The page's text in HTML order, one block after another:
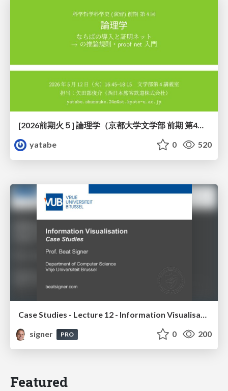
yatabe
0 520
Case Studies - Lecture 12 - Information Visualisation (4019538FNR)
signer
PRO 0 200
Featured